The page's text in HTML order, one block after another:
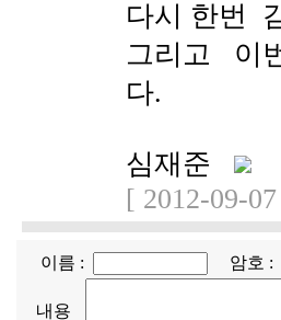
다시 한번
그리고 이
다.
심재준
[ 2012-09-
이름 : 암호 :
내용